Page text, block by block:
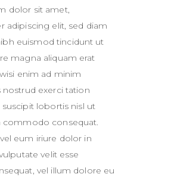
dolor sit amet,
adipiscing elit, sed diam
euismod tincidunt ut
magna aliquam erat
enim ad minim
nostrud exerci tation
lobortis nisl ut
commodo consequat.
eum iriure dolor in
velit esse
vel illum dolore eu